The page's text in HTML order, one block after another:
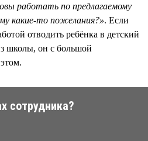
работать по предлагаемому
какие-то пожелания?». Если
отводить ребёнка в детский
школы, он с большой
сотрудника?